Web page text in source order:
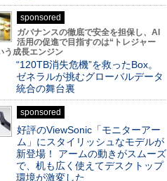
sponsored
ガバナンスの徹底で安全を担保し、AI
活用の促進で目指すのは“トレジャー
う成長エンジン
“120TB消失危機”を救ったBox。
ゼネラルが挑むグローバルデータ
統合の舞台裏
sponsored
好評のViewSonic「モニターアー
ム」にスタイリッシュなモデルが
新登場！ アームの動きがスムーズ
で、机も広く使えてデスクトップ
環境が激変した